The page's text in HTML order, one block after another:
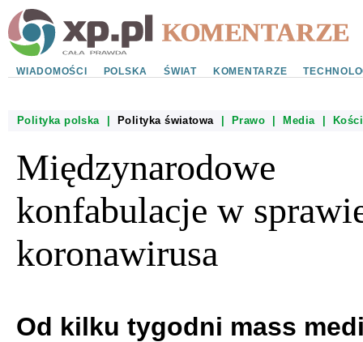
WIADOMOŚCI POLSKA ŚWIAT KOMENTARZE
Polityka polska| Polityka światowa| Prawo Media|
Międzynarodowe
konfabulacje w
koronawirusa
Od kilku tygodni mass